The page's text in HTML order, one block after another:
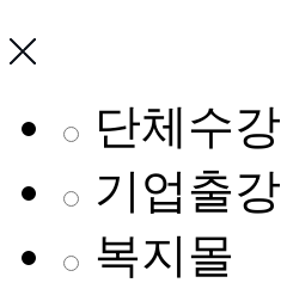
단체수강
기업출강
복지몰